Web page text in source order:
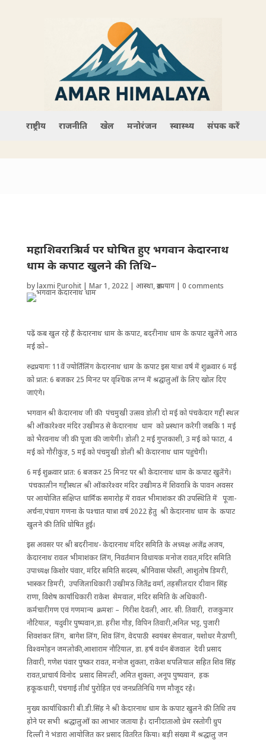
राष्ट्रीय राजनीति खेल मनोरंजन स्वास्थ्य संपर्क करें
महाशिवरात्रि पर्व पर घोषित हुए भगवान केदारनाथ
धाम के कपाट खुलने की तिथि–
bylaxmi Purohit| Mar 1, 2022| आस्था,रूद्रप्रयाग| 0 comments
पढ़ें कब खुल रहे हैं केदारनाथ धाम के कपाट, बदरीनाथ धाम के कपाट खुलेंगे आठ
मई को–
रुद्रप्रयागः 11वें ज्योर्तिलिंग केदारनाथ धाम के कपाट इस यात्रा वर्ष में शुक्रवार 6 मई
को प्रात: 6 बजकर 25 मिनट पर वृश्चिक लग्न में श्रद्घालुओं के लिए खोल दिए
जाएंगे।
भगवान श्री केदारनाथ जी की पंचमुखी उत्सव डोली दो मई को पंचकेदार गद्दी स्थल
श्री ओंकारेश्वर मंदिर उखीमठ से केदारनाथ धाम को प्रस्थान करेगी जबकि 1 मई
को भैरवनाथ जी की पूजा की जायेगी। डोली 2 मई गुप्तकाशी, 3 मई को फाटा, 4
मई को गौरीकुंड, 5 मई को पंचमुखी डोली श्री केदारनाथ धाम पहुंचेगी।
6 मई शुक्रवार प्रात: 6 बजकर 25 मिनट पर श्री केदारनाथ धाम के कपाट खुलेंगे।
पंचकालीन गद्दीस्थल श्री ओंकारेश्वर मंदिर उखीमठ में शिवरात्रि के पावन अवसर
पर आयोजित संक्षिप्त धार्मिक समारोह में रावल भीमाशंकर की उपस्थिति में पूजा-
अर्चना,पंचाग गणना के पश्चात यात्रा वर्ष 2022 हेतु श्री केदारनाथ धाम के कपाट
खुलने की तिथि घोषित हुई।
इस अवसर पर श्री बदरीनाथ- केदारनाथ मंदिर समिति के अध्यक्ष अजेंद्र अजय,
केदारनाथ रावल भीमाशंकर लिंग, निवर्तमान विधायक मनोज रावत,मंदिर समिति
उपाध्यक्ष किशोर पंवार, मंदिर समिति सदस्य, श्रीनिवास पोस्ती, आशुतोष डिमरी,
भास्कर डिमरी, उपजिलाधिकारी उखीमठ जितेंद्र वर्मा, तहसीलदार दीवान सिंह
राणा, विशेष कार्याधिकारी राकेश‌ सेमवाल, मंदिर समिति के अधिकारी-
कर्मचारीगण एवं गणमान्य क्रमशः – गिरीश देवली, आर. सी. तिवारी, राजकुमार
नौटियाल, यदुवीर पुष्पवान,डा. हरीश गौड़, विपिन‌ तिवारी,अनिल भट्ट, पुजारी
शिवशंकर लिंग, बागेश‌ लिंग, शिव लिंग, वेदपाठी स्वयंबर सेमवाल, यशोधर मैठाणी,
विश्वमोहन जमलोकी,आशाराम नौटियाल, डा. हर्ष वर्धन बेंजवाल देवी प्रसाद
तिवारी, गणेश पंवार पुष्कर रावत, मनोज शुक्ला, राकेश थपलियाल सहित शिव सिंह
रावत,प्राचार्य विनोद प्रसाद सिमल्टी, अमित शुक्ला, अनूप पुष्पवान, हक
हकूकधारी, पंचगाई तीर्थ‌ पुरोहित एवं जनप्रतिनिधि गण मौजूद रहे।
मुख्य कार्याधिकारी बी.डी.सिंह ने श्री केदारनाथ धाम के कपाट खुलने की तिथि तय
होने पर सभी श्रद्धालुओं का आभार जताया है। दानीदाताओ प्रेम रस्तोगी ग्रुप
दिल्ली ने भंडारा आयोजित कर प्रसाद वितरित किया। बड़ी संख्या में श्रद्धालु जन